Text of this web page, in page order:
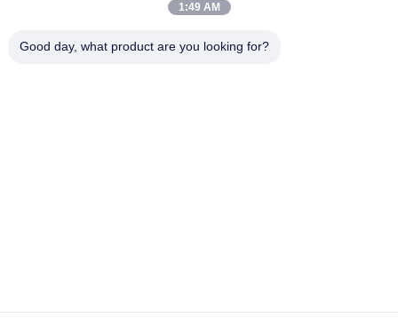
0086-15322891631
1:49 AM
Good day, what product are you looking for?